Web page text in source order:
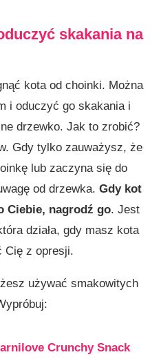
skakania na
kota od choinki. Można
i oduczyć go skakania i
drzewko. Jak to zrobić?
Gdy tylko zauważysz, że
lub zaczyna się do
od drzewka. Gdy kot
Ciebie, nagrodź go. Jest
działa, gdy masz kota
Cię z opresji.
używać smakowitych
Crunchy Snack